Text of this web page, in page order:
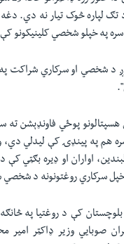
تګ لپاره څوک تيار نه دي.
سره په خپلو شخصي کلینیکونو
د شخصي او سرکاري شراکت
هسپتالونو پوځي فاونډېشن ته
هم په پینډۍ کې لیدلي
اواران او ډيره بګټي
سرکاري روغتونونه د
بلوچستان کې د روغتیا په
صوبایي وزیر ډاکټر امير